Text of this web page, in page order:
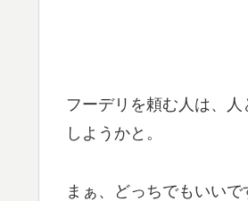
フーデリを頼む人は、
しようかと。
まぁ、どっちでもいいで